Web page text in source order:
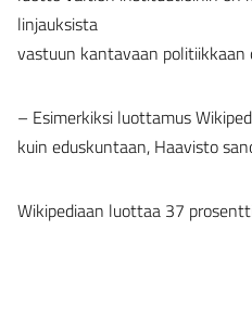
linjauksista
vastuun kantavaan
– Esimerkiksi luottamus
kuin eduskuntaan, Haavisto
Wikipediaan luottaa 37